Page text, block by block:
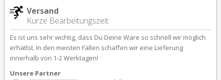
Versand
Kurze Bearbeitungszeit
Es ist uns sehr wichtig, dass Du Deine Ware so schnell wir möglich
erhätlst. In den meisten Fällen schaffen wir eine Lieferung
innerhalb von 1-2 Werktagen!
Unsere Partner